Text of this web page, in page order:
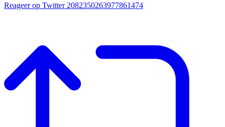
Reageer op Twitter 2082350263977861474